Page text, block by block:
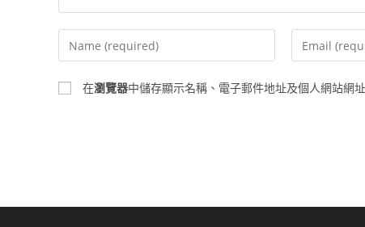
Enter
your
name
or
Enter
your
email
address
在瀏覽器中儲存顯示名稱、電子郵件地址及個人網站網